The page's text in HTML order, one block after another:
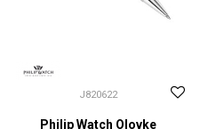
J820622
Philip Watch Olovke